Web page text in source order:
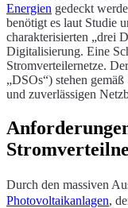
Energien gedeckt
benötigt es laut Studie
charakterisierten „drei
Digitalisierung. Eine
Stromverteilernetze.
„DSOs“) stehen
und zuverlässigen
Durch den massiven
Photovoltaikanlagen,